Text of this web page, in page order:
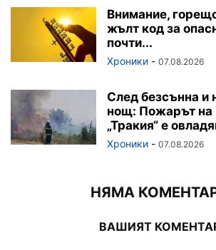
Внимание,
жълт код за
почти...
Хроники - 07.08.2026
След безсънна и
нощ: Пожарът на
„Тракия“ е
Хроники - 07.08.2026
НЯМА
ВАШИЯТ